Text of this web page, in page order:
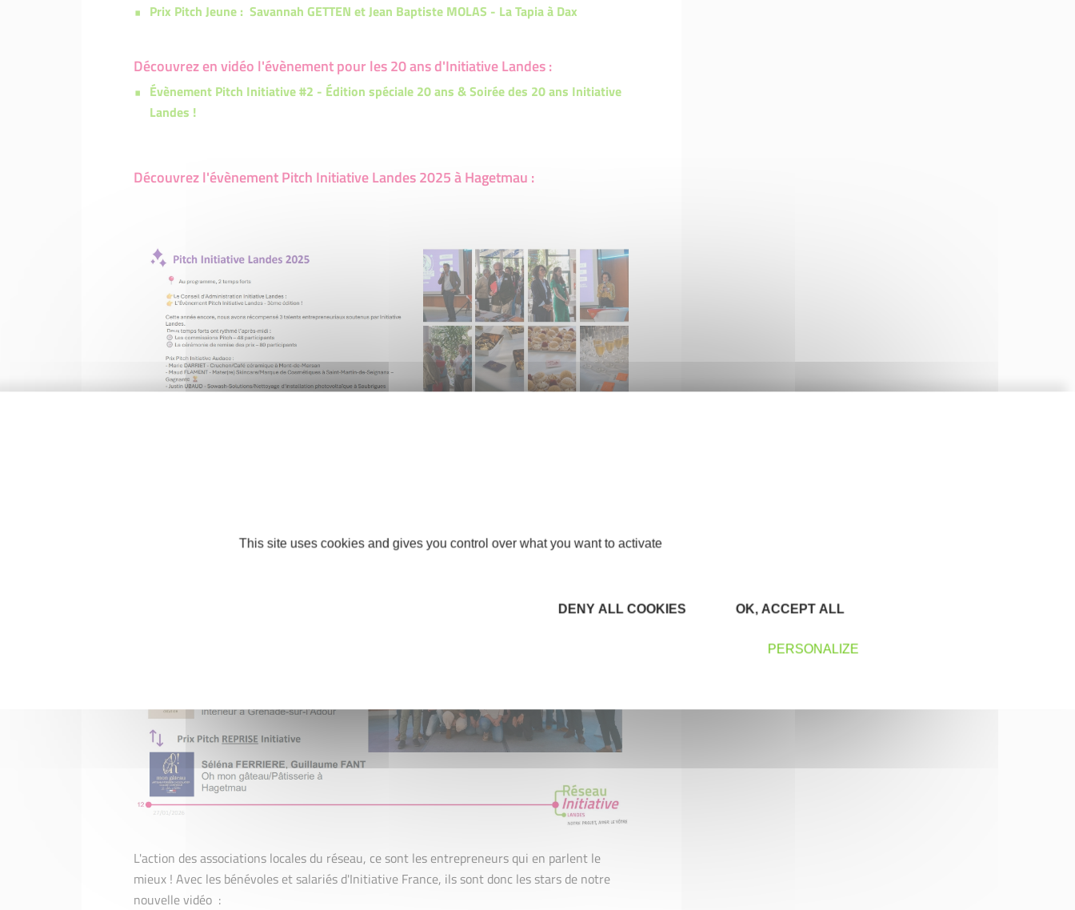
Prix Pitch Jeune : Savannah GETTEN et Jean Baptiste MOLAS - La Tapia à Dax
Découvrez en vidéo l'évènement pour les 20 ans d'Initiative Landes :
Évènement Pitch Initiative #2 - Édition spéciale 20 ans & Soirée des 20 ans Initiative
Landes !
Découvrez l'évènement Pitch Initiative Landes 2025 à Hagetmau :
L'action des associations locales du réseau, ce sont les entrepreneurs qui en parlent le
mieux ! Avec les bénévoles et salariés d'Initiative France, ils sont donc les stars de notre
nouvelle vidéo :
This site uses cookies and gives you control over what you want to activate
OK, ACCEPT ALL
DENY ALL COOKIES
PERSONALIZE